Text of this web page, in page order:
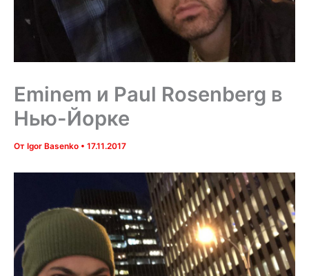
Eminem и Paul Rosenberg в
Нью-Йорке
От Igor Basenko • 17.11.2017